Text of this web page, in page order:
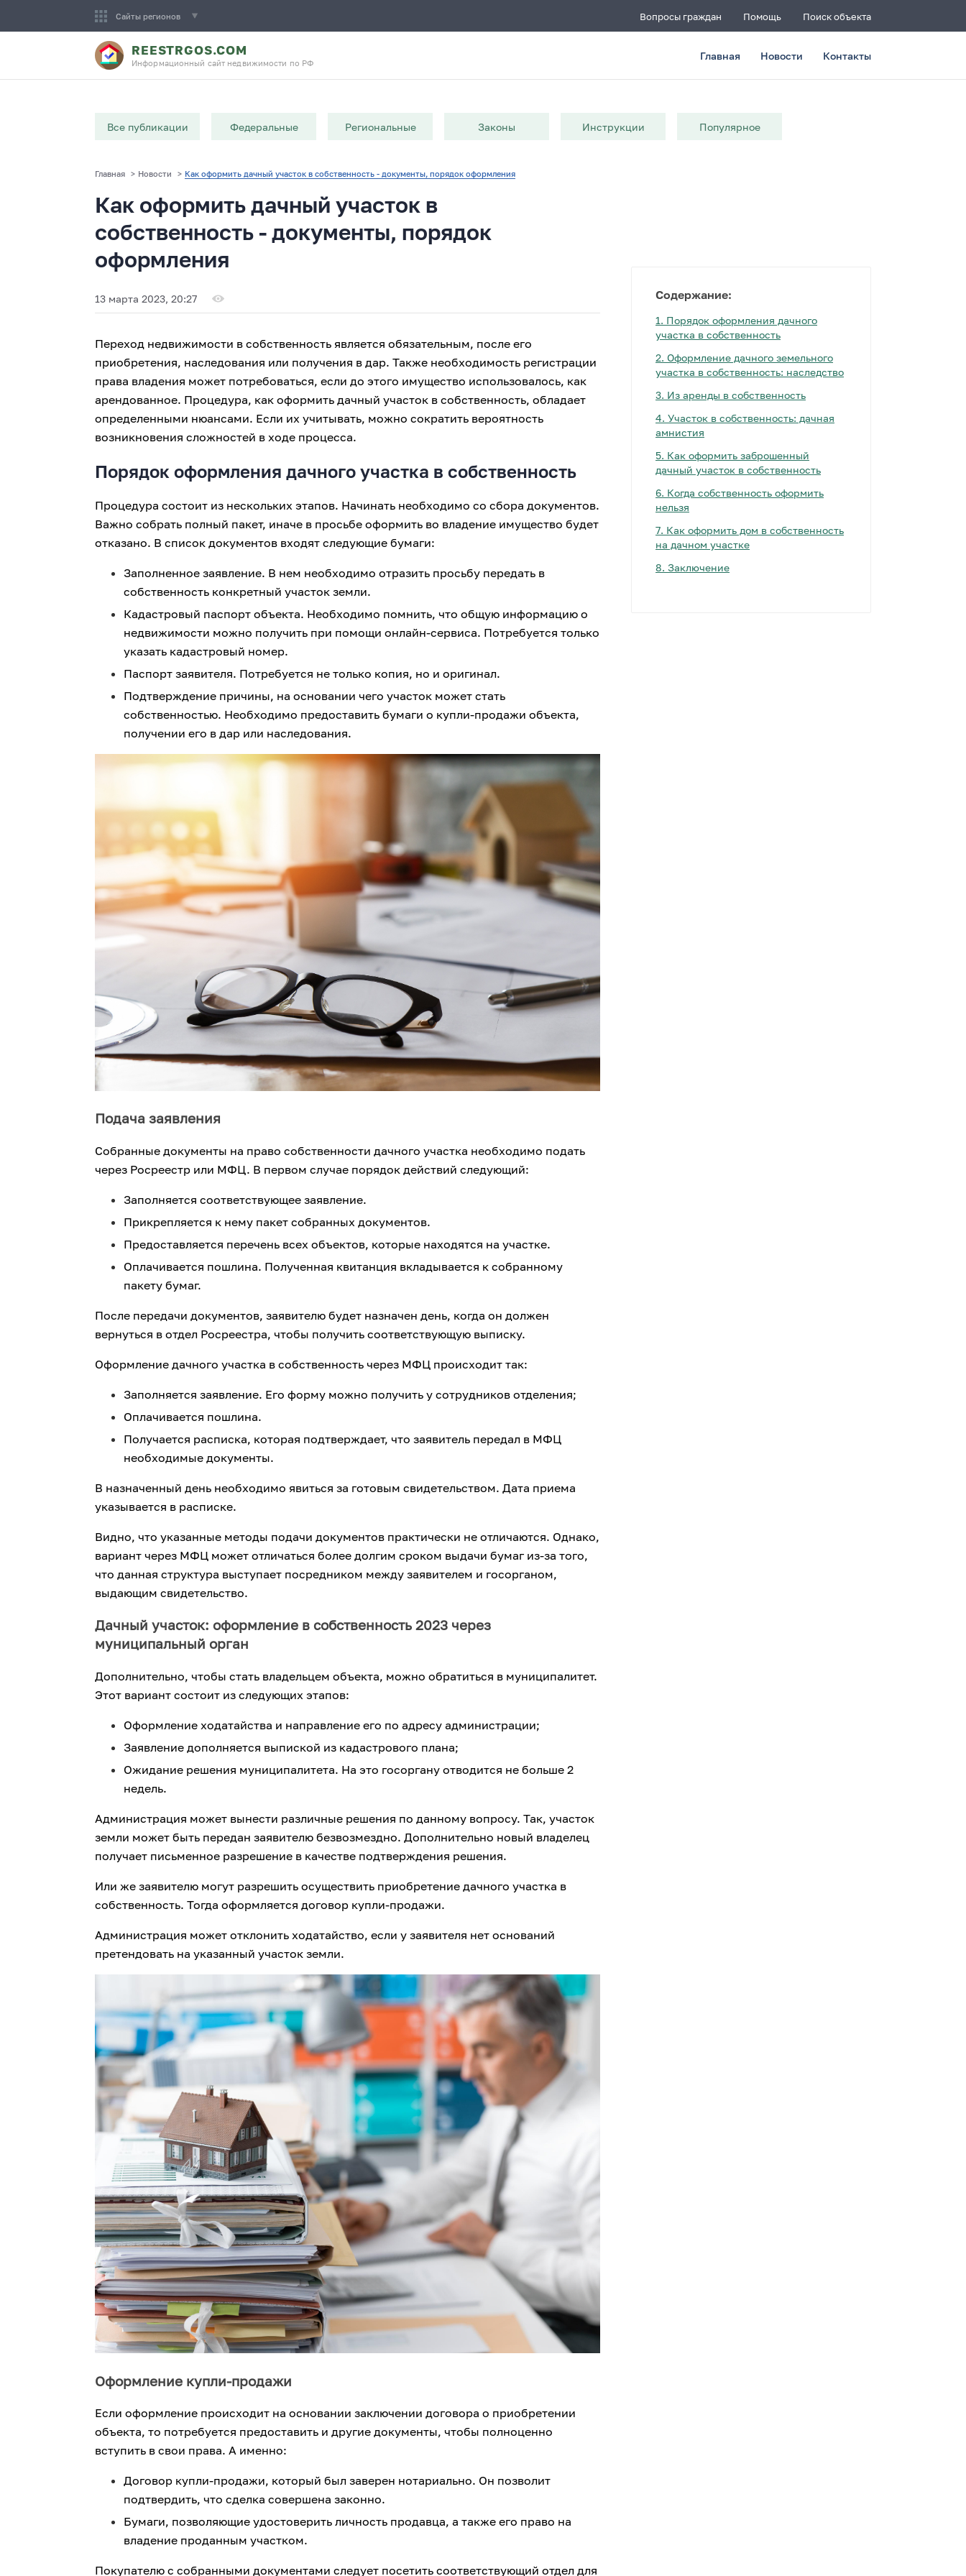
Сайты регионов Вопросы граждан Помощь Поиск объекта
REESTRGOS.COM
Информационный сайт недвижимости по РФ
Главная Новости Контакты
Все публикации Федеральные Региональные Законы Инструкции Популярное
Главная > Новости > Как оформить дачный участок в собственность - документы, порядок оформления
Как оформить дачный участок в
собственность - документы, порядок
оформления
13 марта 2023, 20:27
Переход недвижимости в собственность является обязательным, после его
приобретения, наследования или получения в дар. Также необходимость регистрации
права владения может потребоваться, если до этого имущество использовалось, как
арендованное. Процедура, как оформить дачный участок в собственность, обладает
определенными нюансами. Если их учитывать, можно сократить вероятность
возникновения сложностей в ходе процесса.
Порядок оформления дачного участка в собственность
Процедура состоит из нескольких этапов. Начинать необходимо со сбора документов.
Важно собрать полный пакет, иначе в просьбе оформить во владение имущество будет
отказано. В список документов входят следующие бумаги:
Заполненное заявление. В нем необходимо отразить просьбу передать в
собственность конкретный участок земли.
Кадастровый паспорт объекта. Необходимо помнить, что общую информацию о
недвижимости можно получить при помощи онлайн-сервиса. Потребуется только
указать кадастровый номер.
Паспорт заявителя. Потребуется не только копия, но и оригинал.
Подтверждение причины, на основании чего участок может стать
собственностью. Необходимо предоставить бумаги о купли-продажи объекта,
получении его в дар или наследования.
Подача заявления
Собранные документы на право собственности дачного участка необходимо подать
через Росреестр или МФЦ. В первом случае порядок действий следующий:
Заполняется соответствующее заявление.
Прикрепляется к нему пакет собранных документов.
Предоставляется перечень всех объектов, которые находятся на участке.
Оплачивается пошлина. Полученная квитанция вкладывается к собранному
пакету бумаг.
После передачи документов, заявителю будет назначен день, когда он должен
вернуться в отдел Росреестра, чтобы получить соответствующую выписку.
Оформление дачного участка в собственность через МФЦ происходит так:
Заполняется заявление. Его форму можно получить у сотрудников отделения;
Оплачивается пошлина.
Получается расписка, которая подтверждает, что заявитель передал в МФЦ
необходимые документы.
В назначенный день необходимо явиться за готовым свидетельством. Дата приема
указывается в расписке.
Видно, что указанные методы подачи документов практически не отличаются. Однако,
вариант через МФЦ может отличаться более долгим сроком выдачи бумаг из-за того,
что данная структура выступает посредником между заявителем и госорганом,
выдающим свидетельство.
Дачный участок: оформление в собственность 2023 через
муниципальный орган
Дополнительно, чтобы стать владельцем объекта, можно обратиться в муниципалитет.
Этот вариант состоит из следующих этапов:
Оформление ходатайства и направление его по адресу администрации;
Заявление дополняется выпиской из кадастрового плана;
Ожидание решения муниципалитета. На это госоргану отводится не больше 2
недель.
Администрация может вынести различные решения по данному вопросу. Так, участок
земли может быть передан заявителю безвозмездно. Дополнительно новый владелец
получает письменное разрешение в качестве подтверждения решения.
Или же заявителю могут разрешить осуществить приобретение дачного участка в
собственность. Тогда оформляется договор купли-продажи.
Администрация может отклонить ходатайство, если у заявителя нет оснований
претендовать на указанный участок земли.
Оформление купли-продажи
Если оформление происходит на основании заключении договора о приобретении
объекта, то потребуется предоставить и другие документы, чтобы полноценно
вступить в свои права. А именно:
Договор купли-продажи, который был заверен нотариально. Он позволит
подтвердить, что сделка совершена законно.
Бумаги, позволяющие удостоверить личность продавца, а также его право на
владение проданным участком.
Покупателю с собранными документами следует посетить соответствующий отдел для
Содержание:
1. Порядок оформления дачного
участка в собственность
2. Оформление дачного земельного
участка в собственность: наследство
3. Из аренды в собственность
4. Участок в собственность: дачная
амнистия
5. Как оформить заброшенный
дачный участок в собственность
6. Когда собственность оформить
нельзя
7. Как оформить дом в собственность
на дачном участке
8. Заключение